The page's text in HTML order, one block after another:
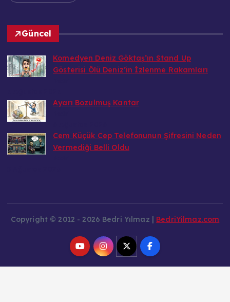
Güncel
Komedyen Deniz Göktaş’ın Stand Up
Gösterisi Ölü Deniz’in İzlenme Rakamları
Ayarı Bozulmuş Kantar
Cem Küçük Cep Telefonunun Şifresini Neden
Vermediği Belli Oldu
Copyright © 2012 - 2026 Bedri Yılmaz | BedriYilmaz.com